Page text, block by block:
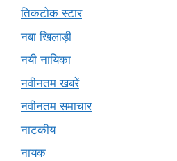
तिकटोक स्टार
नबा खिलाड़ी
नयी नायिका
नवीनतम खबरें
नवीनतम समाचार
नाटकीय
नायक